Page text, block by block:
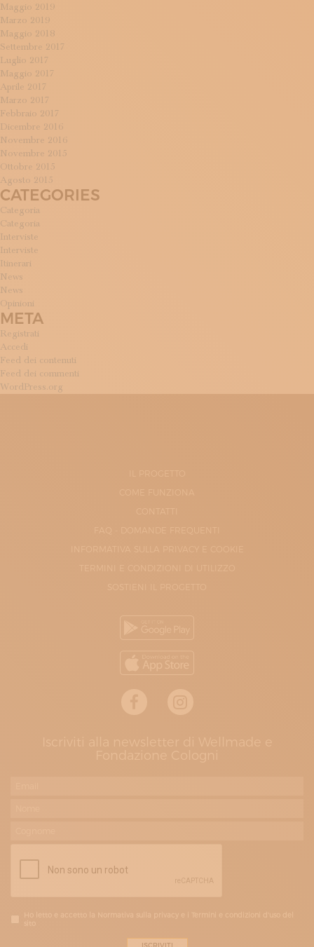
Maggio 2019
Marzo 2019
Maggio 2018
Settembre 2017
Luglio 2017
Maggio 2017
Aprile 2017
Marzo 2017
Febbraio 2017
Dicembre 2016
Novembre 2016
Novembre 2015
Ottobre 2015
Agosto 2015
CATEGORIES
Categoria
Categoria
Interviste
Interviste
Itinerari
News
News
Opinioni
META
Registrati
Accedi
Feed dei contenuti
Feed dei commenti
WordPress.org